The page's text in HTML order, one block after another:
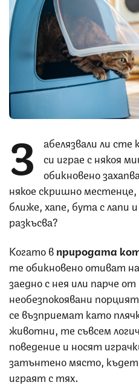
З
абелязвали ли
си играе с някоя
обикновено
някое скришно
ближе, хапе, бута с лапи
разкъсва?
Когато вприродата
те обикновено отиват
заедно с нея или парче
необезпокоявани
се възприемат като
животни, те съвсем
поведение и носят
затънтено място,
играят с тях.